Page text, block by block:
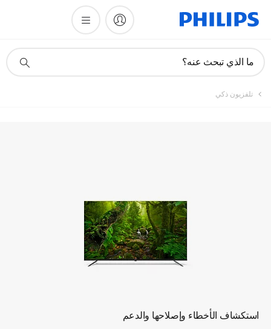
دعم
ما الذي تبحث عنه؟
تلفزيون ذكي
استكشاف الأخطاء وإصلاحها والدعم